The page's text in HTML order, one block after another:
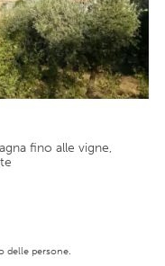
fino alle vigne,
delle persone.